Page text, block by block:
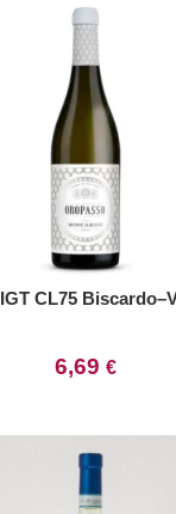
Oropasso IGT CL75
6,69 €